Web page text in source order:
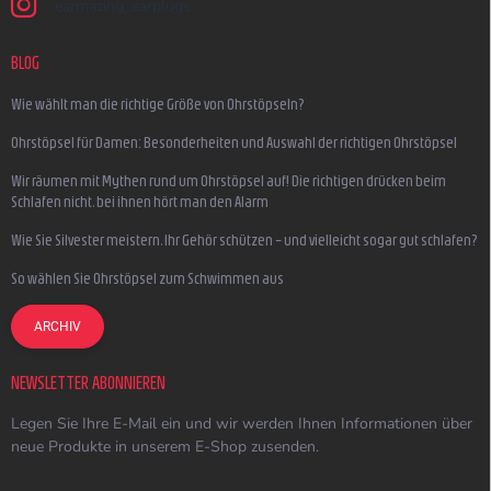
earmazing_earplugs
BLOG
Wie wählt man die richtige Größe von Ohrstöpseln?
Ohrstöpsel für Damen: Besonderheiten und Auswahl der richtigen Ohrstöpsel
Wir räumen mit Mythen rund um Ohrstöpsel auf! Die richtigen drücken beim
Schlafen nicht, bei ihnen hört man den Alarm
Wie Sie Silvester meistern, Ihr Gehör schützen – und vielleicht sogar gut schlafen?
So wählen Sie Ohrstöpsel zum Schwimmen aus
ARCHIV
NEWSLETTER ABONNIEREN
Legen Sie Ihre E-Mail ein und wir werden Ihnen Informationen über
neue Produkte in unserem E-Shop zusenden.